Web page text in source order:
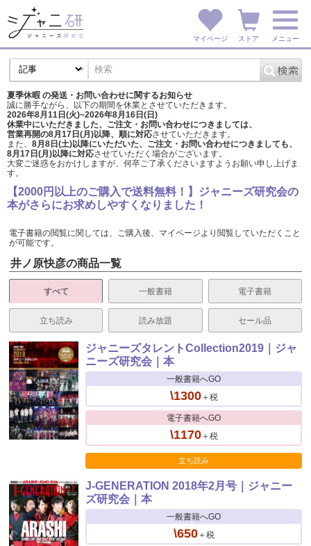
マイページ ストア メニュー
夏季休暇 の発送・お問い合わせに関するお知らせ
誠に勝手ながら、以下の期間を休業とさせていただきます。
2026年8月11日(火)~2026年8月16日(日)
休業中にいただきました、ご注文・お問い合わせにつきましては、
営業再開の8月17日(月)以降、順に対応させていただきます。
また、 8月8日(土)以降にいただいた、ご注文・ お問い合わせにつきましても、
8月17日(月)以降に対応させていただく場合がございます。
大変ご迷惑をおかけしますが、 何卒ご了承くださいますようお願い申し上げま
す。
【2000円以上のご購入で送料無料！】ジャニーズ研究会の
本がさらにお求めしやすくなりました！
電子書籍の閲覧に関しては、ご購入後、マイページより閲覧していただくこと
が可能です。
井ノ原快彦の商品一覧
すべて 一般書籍 電子書籍
立ち読み 読み放題 セール品
ジャニーズタレントCollection2019｜ジャ
ニーズ研究会｜本
一般書籍へGO
\1300＋税
電子書籍へGO
\1170＋税
立ち読み
J-GENERATION 2018年2月号｜ジャニー
ズ研究会｜本
一般書籍へGO
\650＋税